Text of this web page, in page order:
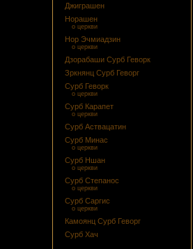
Джиграшен
Норашен
о церкви
Нор Эчмиадзин
о церкви
Дзорабаши Сурб Геворк
Зркнянц Сурб Геворг
Сурб Геворк
о церкви
Сурб Карапет
о церкви
Сурб Аствацатин
Сурб Минас
о церкви
Сурб Ншан
о церкви
Сурб Степанос
о церкви
Сурб Саргис
о церкви
Камоянц Сурб Геворг
Сурб Хач